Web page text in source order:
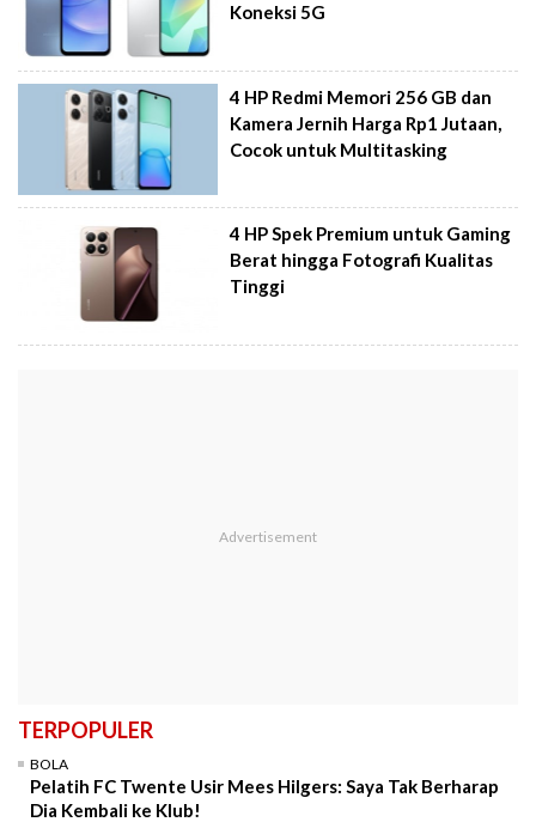
Koneksi 5G
4 HP Redmi Memori 256 GB dan
Kamera Jernih Harga Rp1 Jutaan,
Cocok untuk Multitasking
4 HP Spek Premium untuk Gaming
Berat hingga Fotografi Kualitas
Tinggi
TERPOPULER
BOLA
Pelatih FC Twente Usir Mees Hilgers: Saya Tak Berharap
Dia Kembali ke Klub!